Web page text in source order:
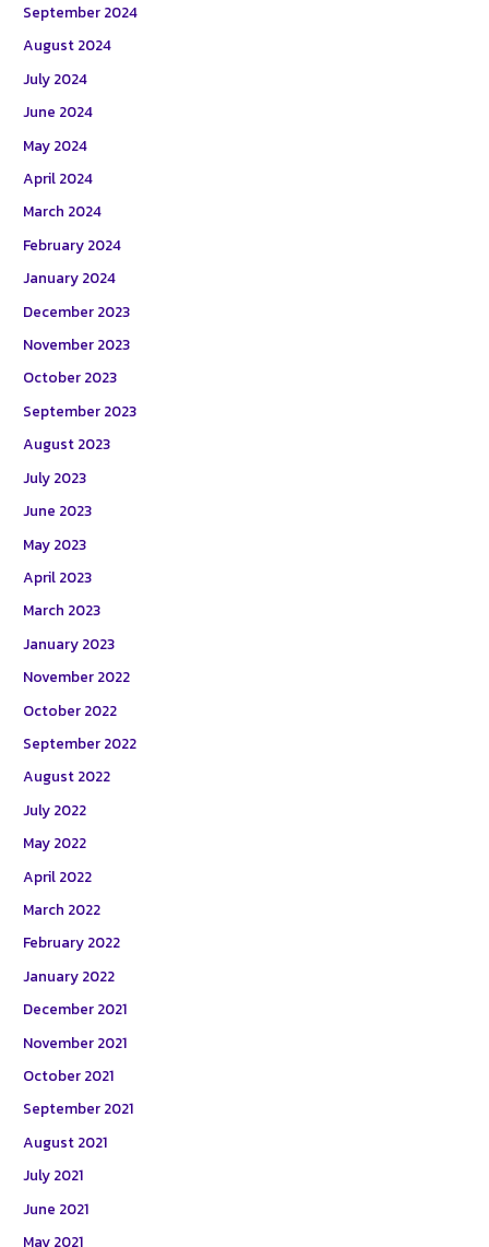
September 2024
August 2024
July 2024
June 2024
May 2024
April 2024
March 2024
February 2024
January 2024
December 2023
November 2023
October 2023
September 2023
August 2023
July 2023
June 2023
May 2023
April 2023
March 2023
January 2023
November 2022
October 2022
September 2022
August 2022
July 2022
May 2022
April 2022
March 2022
February 2022
January 2022
December 2021
November 2021
October 2021
September 2021
August 2021
July 2021
June 2021
May 2021